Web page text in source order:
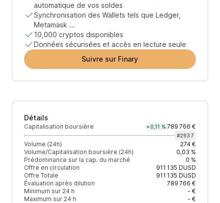
automatique de vos soldes
Synchronisation des Wallets tels que Ledger,
Metamask ...
10,000 cryptos disponibles
Données sécurisées et accès en lecture seule
Suivre sur Finary
Détails
Capitalisation boursière +0,11 % 789 766 €
#2937
Volume (24h)
274 €
Volume/Capitalisation boursière (24h)
0,03 %
Prédominance sur la cap. du marché
0 %
Offre en circulation
911 135 DUSD
Offre Totale
911 135 DUSD
Évaluation après dilution
789 766 €
Minimum sur 24 h
- €
Maximum sur 24 h
- €